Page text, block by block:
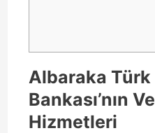
Albaraka Türk
Bankası’nın
Hizmetleri